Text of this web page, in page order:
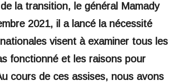
la transition, le général Mamady
2021, il a lancé la nécessité
visent à examiner tous les
fonctionné et les raisons pour
cours de ces assises, nous avons